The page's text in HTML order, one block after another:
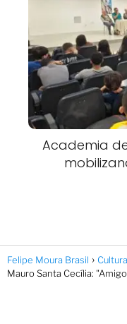
Academia
Felipe Moura Brasil
Mauro Santa Cecília: